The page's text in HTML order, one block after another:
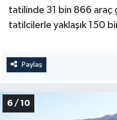
tatilinde 31 bin 866 araç
tatilcilerle yaklaşık 150
Paylaş
6 / 10